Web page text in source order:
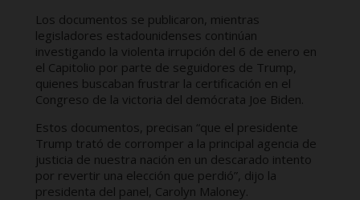
Los documentos se publicaron, mientras
legisladores estadounidenses continúan
investigando la violenta irrupción del 6 de enero en
el Capitolio por parte de seguidores de Trump,
quienes buscaban frustrar la certificación en el
Congreso de la victoria del demócrata Joe Biden.
Estos documentos, precisan “que el presidente
Trump trató de corromper a la principal agencia de
justicia de nuestra nación en un descarado intento
por revertir una elección que perdió”, dijo la
presidenta del panel, Carolyn Maloney.